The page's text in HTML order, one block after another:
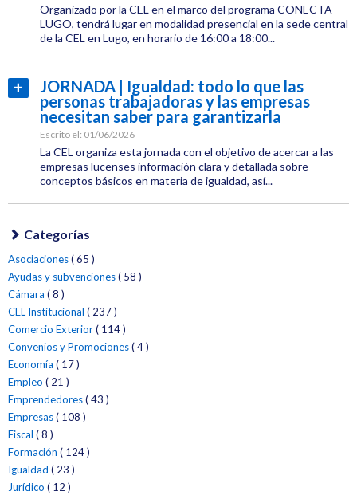
Jornadas
Conecta
Lugo
Organizado por la CEL en el marco del programa CONECTA
LUGO, tendrá lugar en modalidad presencial en la sede central
de la CEL en Lugo, en horario de 16:00 a 18:00...
Empresas
Etiquetas:
CEL
Jornadas
Conecta
Lugo
JORNADA | Igualdad: todo lo que las
personas trabajadoras y las empresas
necesitan saber para garantizarla
Escrito el: 01/06/2026
La CEL organiza esta jornada con el objetivo de acercar a las
empresas lucenses información clara y detallada sobre
conceptos básicos en materia de igualdad, así...
más...
Etiquetas:
CEL
Jornadas
Igualdad
Categorías
Asociaciones( 65 )
Ayudas y subvenciones( 58 )
Cámara ( 8 )
CEL Institucional ( 237 )
Comercio Exterior( 114 )
Convenios y Promociones( 4 )
Economía ( 17 )
Empleo ( 21 )
Emprendedores( 43 )
Empresas( 108 )
Fiscal ( 8 )
Formación ( 124 )
Igualdad ( 23 )
Jurídico ( 12 )